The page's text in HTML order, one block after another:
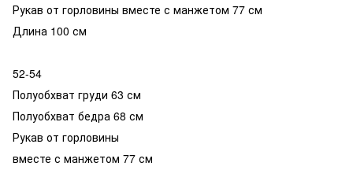
Рукав от горловины вместе с манжетом 77 см
Длина 100 см
52-54
Полуобхват груди 63 см
Полуобхват бедра 68 см
Рукав от горловины
вместе с манжетом 77 см